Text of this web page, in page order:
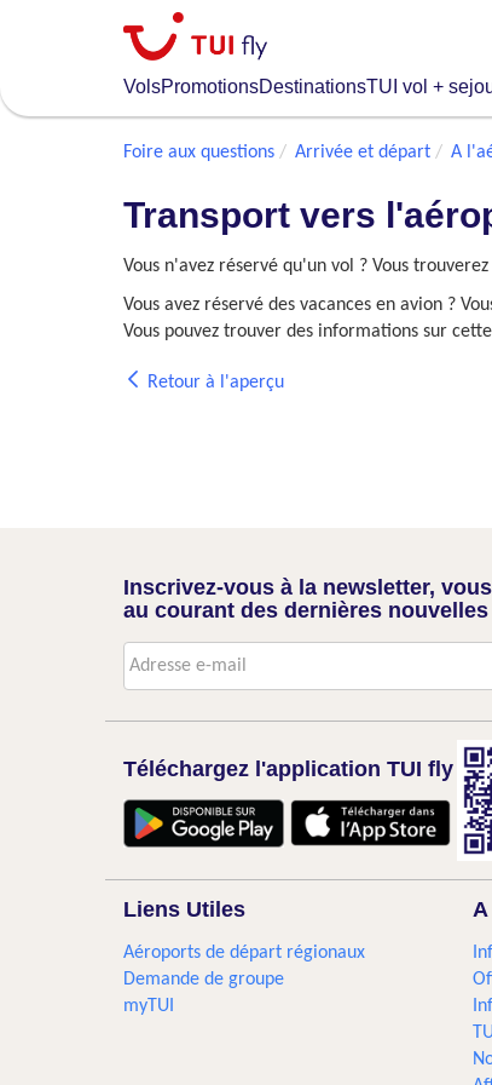
content
VolsPromotionsDestinationsTUI vol +
Foire aux questions Arrivée et départ A
Transport vers
Vous n'avez réservé qu'un vol ? Vous
Vous avez réservé des vacances en avion ?
Vous pouvez trouver des informations sur cette
Retour à l'aperçu
Inscrivez-vous à la newsletter,
au courant des dernières nouvelles
Téléchargez l'application TUI fly
Liens Utiles
Aéroports de départ régionaux
Demande de groupe
myTUI